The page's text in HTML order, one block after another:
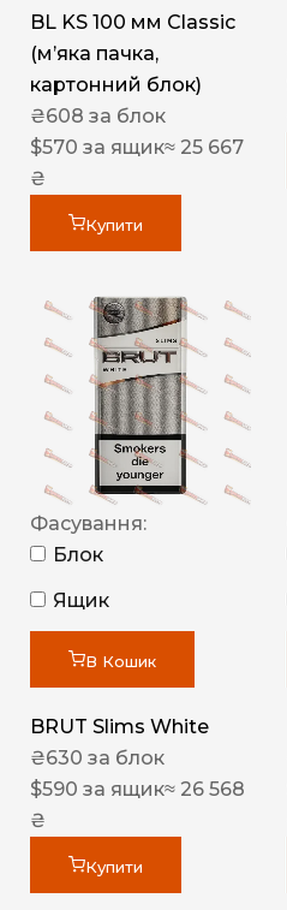
BL KS 100 мм Classic
(м’яка пачка,
картонний блок)
₴608 за блок
$570 за ящик≈ 25 667
₴
Купити
Фасування:
Блок
Ящик
В Кошик
BRUT Slims White
₴630 за блок
$590 за ящик≈ 26 568
₴
Купити